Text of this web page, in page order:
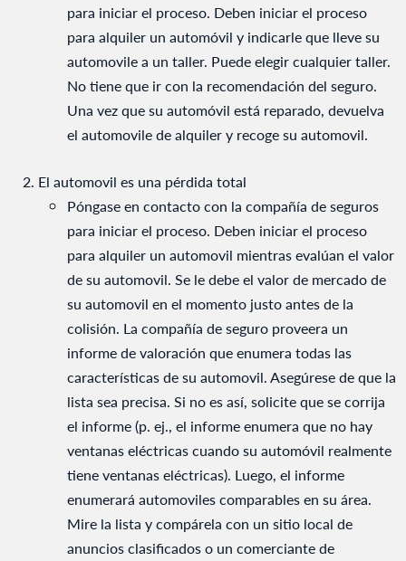
para iniciar el proceso. Deben iniciar el proceso
para alquiler un automóvil y indicarle que lleve su
automovile a un taller. Puede elegir cualquier taller.
No tiene que ir con la recomendación del seguro.
Una vez que su automóvil está reparado, devuelva
el automovile de alquiler y recoge su automovil.
El automovil es una pérdida total
Póngase en contacto con la compañía de seguros
para iniciar el proceso. Deben iniciar el proceso
para alquiler un automovil mientras evalúan el valor
de su automovil. Se le debe el valor de mercado de
su automovil en el momento justo antes de la
colisión. La compañía de seguro proveera un
informe de valoración que enumera todas las
características de su automovil. Asegúrese de que la
lista sea precisa. Si no es así, solicite que se corrija
el informe (p. ej., el informe enumera que no hay
ventanas eléctricas cuando su automóvil realmente
tiene ventanas eléctricas). Luego, el informe
enumerará automoviles comparables en su área.
Mire la lista y compárela con un sitio local de
anuncios clasificados o un comerciante de